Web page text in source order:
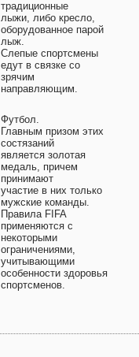
традиционные
лыжи, либо кресло,
оборудованное парой
лыж.
Слепые спортсмены
едут в связке со
зрячим
направляющим.
Футбол.
Главным призом этих
состязаний
является золотая
медаль, причем
принимают
участие в них только
мужские команды.
Правила FIFA
применяются с
некоторыми
ограничениями,
учитывающими
особенности здоровья
спортсменов.